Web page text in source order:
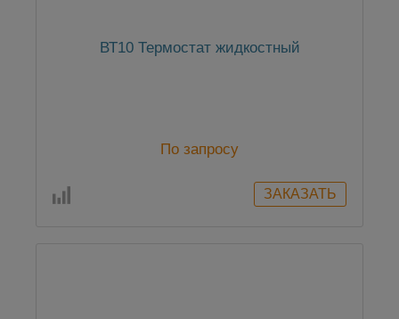
ВТ10 Термостат жидкостный
По запросу